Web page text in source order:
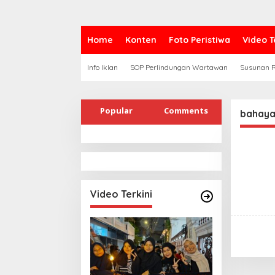
Home Konten Foto Peristiwa Video
Info Iklan SOP Perlindungan Wartawan Susunan
Popular Comments
Video Terkini